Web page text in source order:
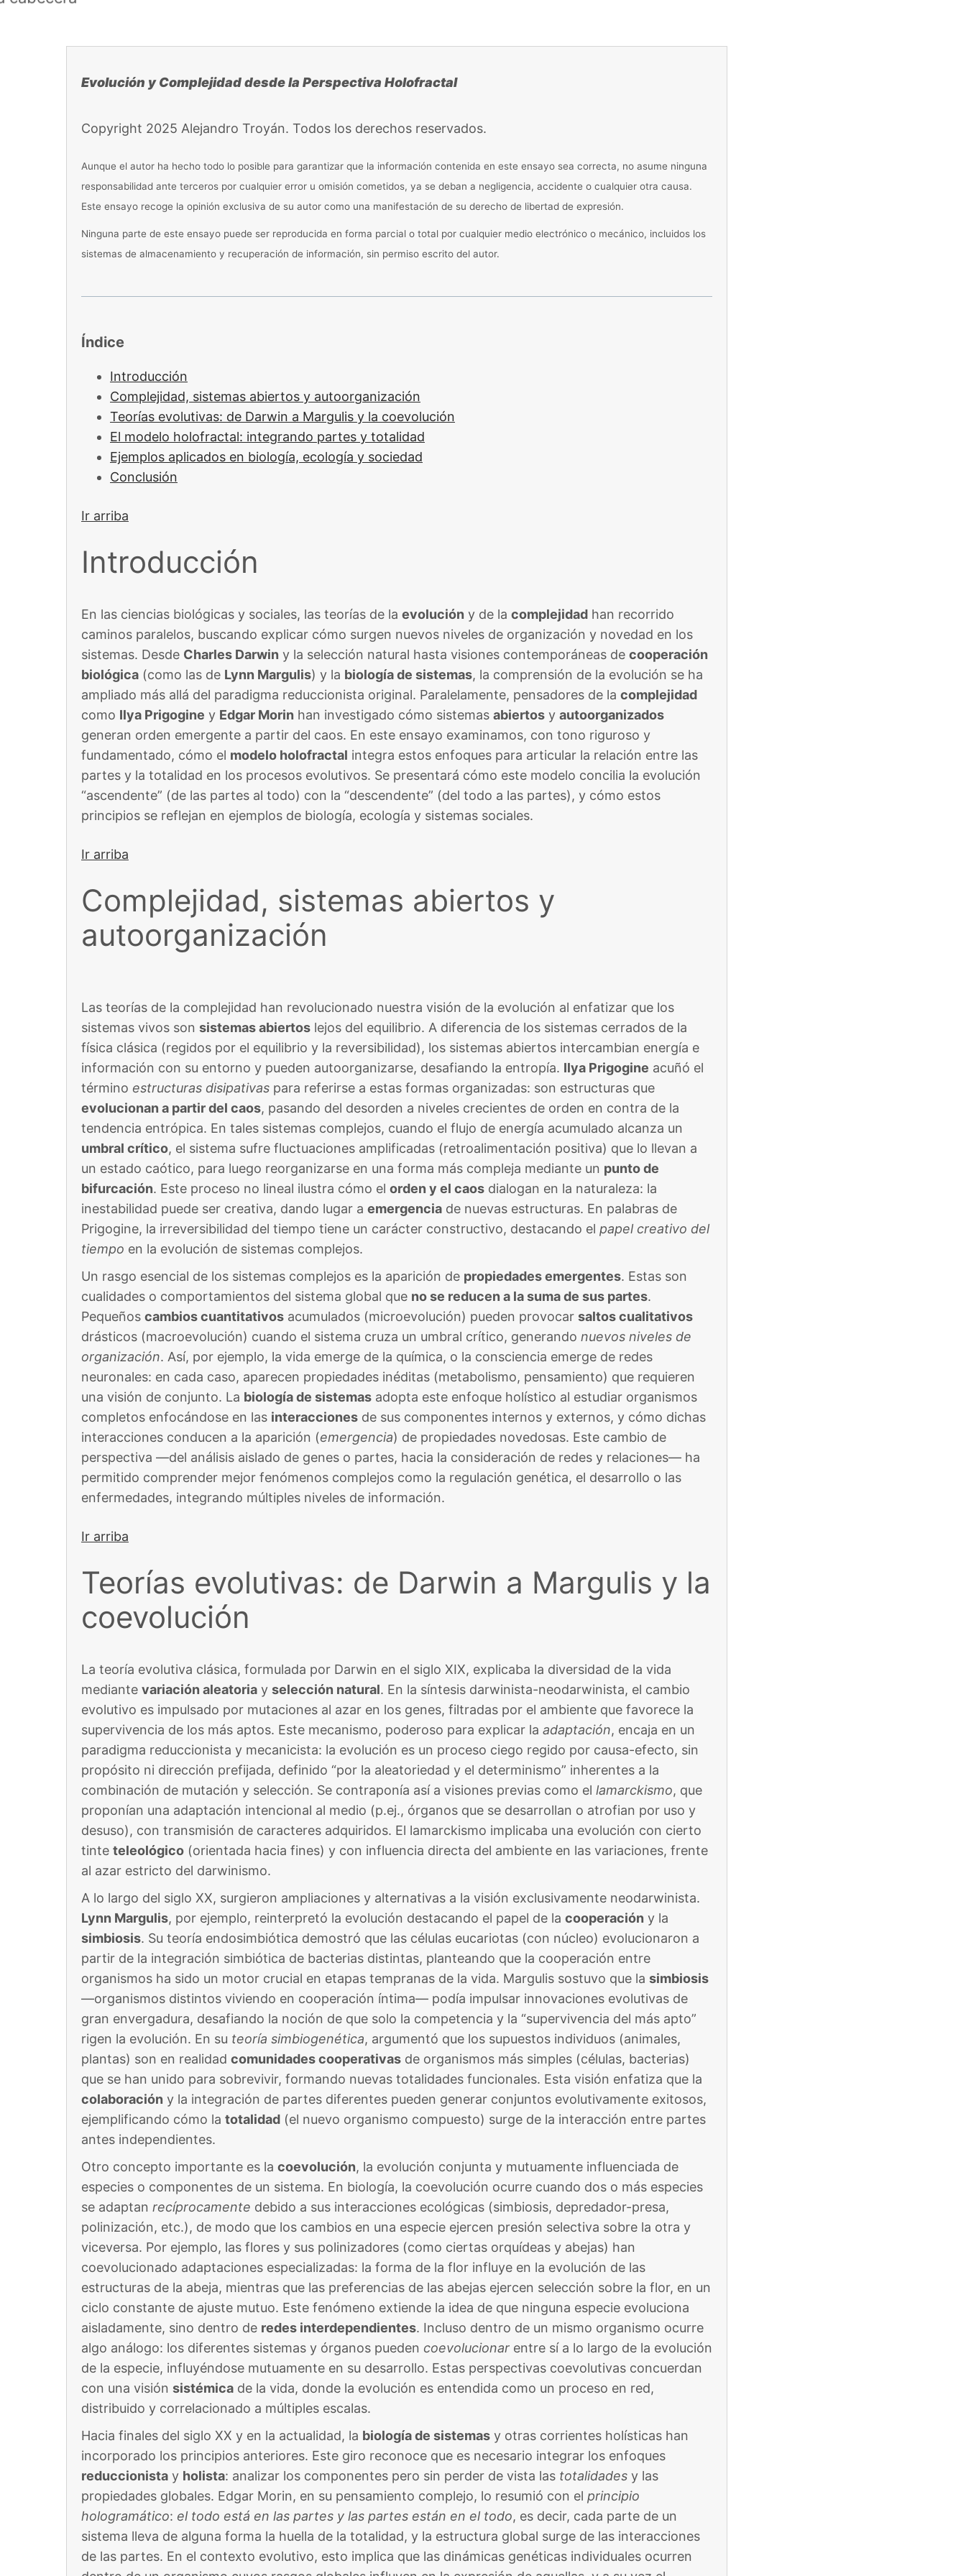
Saltar
Evolución y Complejidad desde la Perspectiva Holofractal
Copyright 2025 Alejandro Troyán. Todos los derechos reservados.
Aunque el autor ha hecho todo lo posible para garantizar que la información contenida en este ensayo sea correcta, no asume ninguna
responsabilidad ante terceros por cualquier error u omisión cometidos, ya se deban a negligencia, accidente o cualquier otra causa.
Este ensayo recoge la opinión exclusiva de su autor como una manifestación de su derecho de libertad de expresión.
Ninguna parte de este ensayo puede ser reproducida en forma parcial o total por cualquier medio electrónico o mecánico, incluidos los
sistemas de almacenamiento y recuperación de información, sin permiso escrito del autor.
Índice
Introducción
Complejidad, sistemas abiertos y autoorganización
Teorías evolutivas: de Darwin a Margulis y la coevolución
El modelo holofractal: integrando partes y totalidad
Ejemplos aplicados en biología, ecología y sociedad
Conclusión
Ir arriba
Introducción
En las ciencias biológicas y sociales, las teorías de la evolución y de la complejidad han recorrido
caminos paralelos, buscando explicar cómo surgen nuevos niveles de organización y novedad en los
sistemas. Desde Charles Darwin y la selección natural hasta visiones contemporáneas de cooperación
biológica (como las de Lynn Margulis) y la biología de sistemas, la comprensión de la evolución se ha
ampliado más allá del paradigma reduccionista original. Paralelamente, pensadores de la complejidad
como Ilya Prigogine y Edgar Morin han investigado cómo sistemas abiertos y autoorganizados
generan orden emergente a partir del caos. En este ensayo examinamos, con tono riguroso y
fundamentado, cómo el modelo holofractal integra estos enfoques para articular la relación entre las
partes y la totalidad en los procesos evolutivos. Se presentará cómo este modelo concilia la evolución
“ascendente” (de las partes al todo) con la “descendente” (del todo a las partes), y cómo estos
principios se reflejan en ejemplos de biología, ecología y sistemas sociales.
Ir arriba
Complejidad, sistemas abiertos y
autoorganización
Las teorías de la complejidad han revolucionado nuestra visión de la evolución al enfatizar que los
sistemas vivos son sistemas abiertos lejos del equilibrio. A diferencia de los sistemas cerrados de la
física clásica (regidos por el equilibrio y la reversibilidad), los sistemas abiertos intercambian energía e
información con su entorno y pueden autoorganizarse, desafiando la entropía. Ilya Prigogine acuñó el
término estructuras disipativas para referirse a estas formas organizadas: son estructuras que
evolucionan a partir del caos, pasando del desorden a niveles crecientes de orden en contra de la
tendencia entrópica​. En tales sistemas complejos, cuando el flujo de energía acumulado alcanza un
umbral crítico, el sistema sufre fluctuaciones amplificadas (retroalimentación positiva) que lo llevan a
un estado caótico, para luego reorganizarse en una forma más compleja mediante un punto de
bifurcación​. Este proceso no lineal ilustra cómo el orden y el caos dialogan en la naturaleza: la
inestabilidad puede ser creativa, dando lugar a emergencia de nuevas estructuras. En palabras de
Prigogine, la irreversibilidad del tiempo tiene un carácter constructivo, destacando el papel creativo del
tiempo en la evolución de sistemas complejos​.
Un rasgo esencial de los sistemas complejos es la aparición de propiedades emergentes. Estas son
cualidades o comportamientos del sistema global que no se reducen a la suma de sus partes.
Pequeños cambios cuantitativos acumulados (microevolución) pueden provocar saltos cualitativos
drásticos (macroevolución) cuando el sistema cruza un umbral crítico, generando nuevos niveles de
organización​. Así, por ejemplo, la vida emerge de la química, o la consciencia emerge de redes
neuronales: en cada caso, aparecen propiedades inéditas (metabolismo, pensamiento) que requieren
una visión de conjunto. La biología de sistemas adopta este enfoque holístico al estudiar organismos
completos enfocándose en las interacciones de sus componentes internos y externos, y cómo dichas
interacciones conducen a la aparición (emergencia) de propiedades novedosas​. Este cambio de
perspectiva —del análisis aislado de genes o partes, hacia la consideración de redes y relaciones— ha
permitido comprender mejor fenómenos complejos como la regulación genética, el desarrollo o las
enfermedades, integrando múltiples niveles de información.
Ir arriba
Teorías evolutivas: de Darwin a Margulis y la
coevolución
La teoría evolutiva clásica, formulada por Darwin en el siglo XIX, explicaba la diversidad de la vida
mediante variación aleatoria y selección natural. En la síntesis darwinista-neodarwinista, el cambio
evolutivo es impulsado por mutaciones al azar en los genes, filtradas por el ambiente que favorece la
supervivencia de los más aptos. Este mecanismo, poderoso para explicar la adaptación, encaja en un
paradigma reduccionista y mecanicista: la evolución es un proceso ciego regido por causa-efecto, sin
propósito ni dirección prefijada, definido “por la aleatoriedad y el determinismo” inherentes a la
combinación de mutación y selección. Se contraponía así a visiones previas como el lamarckismo, que
proponían una adaptación intencional al medio (p.ej., órganos que se desarrollan o atrofian por uso y
desuso), con transmisión de caracteres adquiridos. El lamarckismo implicaba una evolución con cierto
tinte teleológico (orientada hacia fines) y con influencia directa del ambiente en las variaciones, frente
al azar estricto del darwinismo.
A lo largo del siglo XX, surgieron ampliaciones y alternativas a la visión exclusivamente neodarwinista.
Lynn Margulis, por ejemplo, reinterpretó la evolución destacando el papel de la cooperación y la
simbiosis. Su teoría endosimbiótica demostró que las células eucariotas (con núcleo) evolucionaron a
partir de la integración simbiótica de bacterias distintas, planteando que la cooperación entre
organismos ha sido un motor crucial en etapas tempranas de la vida​. Margulis sostuvo que la simbiosis
—organismos distintos viviendo en cooperación íntima— podía impulsar innovaciones evolutivas de
gran envergadura, desafiando la noción de que solo la competencia y la “supervivencia del más apto”
rigen la evolución​. En su teoría simbiogenética, argumentó que los supuestos individuos (animales,
plantas) son en realidad comunidades cooperativas de organismos más simples (células, bacterias)
que se han unido para sobrevivir, formando nuevas totalidades funcionales​. Esta visión enfatiza que la
colaboración y la integración de partes diferentes pueden generar conjuntos evolutivamente exitosos,
ejemplificando cómo la totalidad (el nuevo organismo compuesto) surge de la interacción entre partes
antes independientes.
Otro concepto importante es la coevolución, la evolución conjunta y mutuamente influenciada de
especies o componentes de un sistema. En biología, la coevolución ocurre cuando dos o más especies
se adaptan recíprocamente debido a sus interacciones ecológicas (simbiosis, depredador-presa,
polinización, etc.), de modo que los cambios en una especie ejercen presión selectiva sobre la otra y
viceversa​. Por ejemplo, las flores y sus polinizadores (como ciertas orquídeas y abejas) han
coevolucionado adaptaciones especializadas: la forma de la flor influye en la evolución de las
estructuras de la abeja, mientras que las preferencias de las abejas ejercen selección sobre la flor, en un
ciclo constante de ajuste mutuo. Este fenómeno extiende la idea de que ninguna especie evoluciona
aisladamente, sino dentro de redes interdependientes. Incluso dentro de un mismo organismo ocurre
algo análogo: los diferentes sistemas y órganos pueden coevolucionar entre sí a lo largo de la evolución
de la especie, influyéndose mutuamente en su desarrollo​. Estas perspectivas coevolutivas concuerdan
con una visión sistémica de la vida, donde la evolución es entendida como un proceso en red,
distribuido y correlacionado a múltiples escalas.
Hacia finales del siglo XX y en la actualidad, la biología de sistemas y otras corrientes holísticas han
incorporado los principios anteriores. Este giro reconoce que es necesario integrar los enfoques
reduccionista y holista: analizar los componentes pero sin perder de vista las totalidades y las
propiedades globales. Edgar Morin, en su pensamiento complejo, lo resumió con el principio
hologramático: el todo está en las partes y las partes están en el todo, es decir, cada parte de un
sistema lleva de alguna forma la huella de la totalidad, y la estructura global surge de las interacciones
de las partes​. En el contexto evolutivo, esto implica que las dinámicas genéticas individuales ocurren